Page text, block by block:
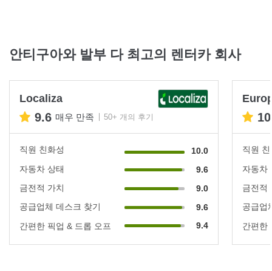
안티구아와 발부 다 최고의 렌터카 회사
Localiza
9.6 매우 만족 50+ 개의 후기
직원 친화성
10.0
자동차 상태
9.6
금전적 가치
9.0
공급업체 데스크 찾기
9.6
간편한 픽업 & 드롭 오프
9.4
직원
자동차
금전적
공급업
간편한